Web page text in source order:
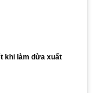
khi làm dừa xuất